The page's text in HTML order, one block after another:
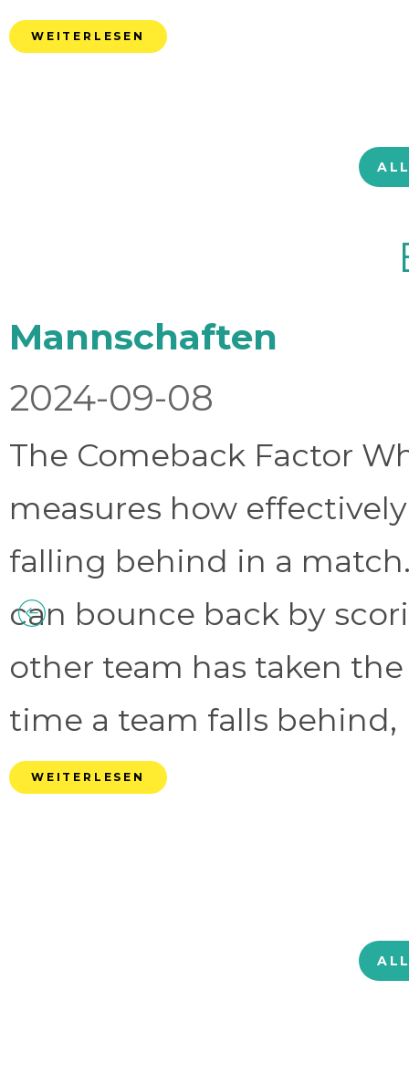
WEITERLESEN
Mannschaften
2024-09-08
The Comeback Factor
measures how
falling behind in a
can bounce back by
other team has taken
time a team falls behind,
WEITERLESEN